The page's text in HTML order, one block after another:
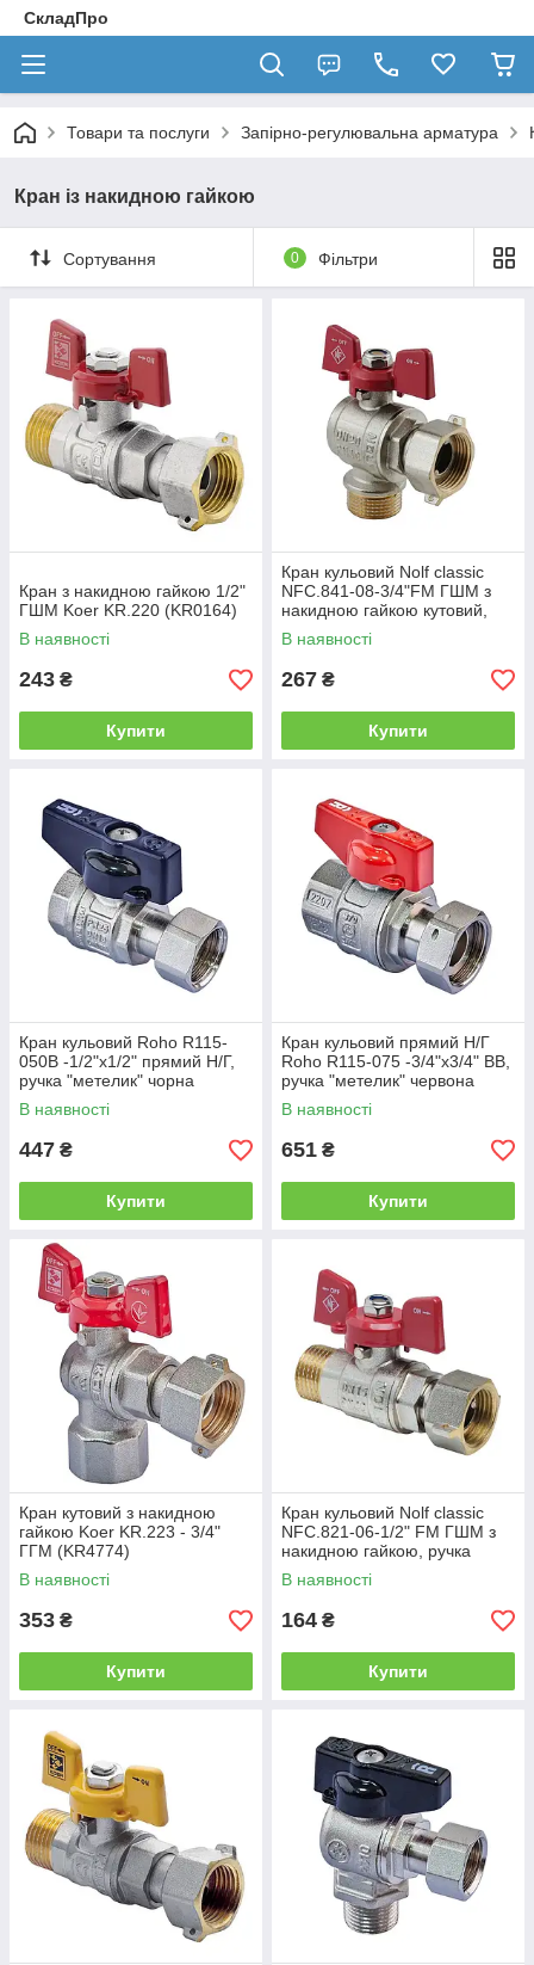
СкладПро
Товари та послуги Запірно-регулювальна арматура
Кран із накидною гайкою
Сортування 0 Фільтри
Кран з накидною гайкою 1/2"
ГШМ Koer KR.220 (KR0164)
В наявності
243 ₴
Купити
Кран кульовий Nolf classic
NFC.841-08-3/4"FM ГШМ з
накидною гайкою кутовий,
ручка "метелик" червона
(NF3159)
В наявності
267 ₴
Купити
Кран кульовий Roho R115-
050B -1/2"х1/2" прямий Н/Г,
ручка "метелик" чорна
(RO0232)
В наявності
447 ₴
Купити
Кран кульовий прямий Н/Г
Roho R115-075 -3/4"х3/4" ВВ,
ручка "метелик" червона
(RO0233)
В наявності
651 ₴
Купити
Кран кутовий з накидною
гайкою Koer KR.223 - 3/4"
ГГМ (KR4774)
В наявності
353 ₴
Купити
Кран кульовий Nolf classic
NFC.821-06-1/2" FM ГШМ з
накидною гайкою, ручка
"метелик" червона (NF3153)
В наявності
164 ₴
Купити